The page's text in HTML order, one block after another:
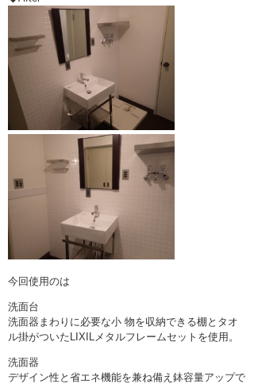
今回使用のは
洗面台
洗面器まわりに必要な小 物を収納できる棚とタオ
ル掛がついたLIXILメタルフレームセットを使用。
洗面器
デザイン性と省エネ機能を兼ね備え鉢容量アップで